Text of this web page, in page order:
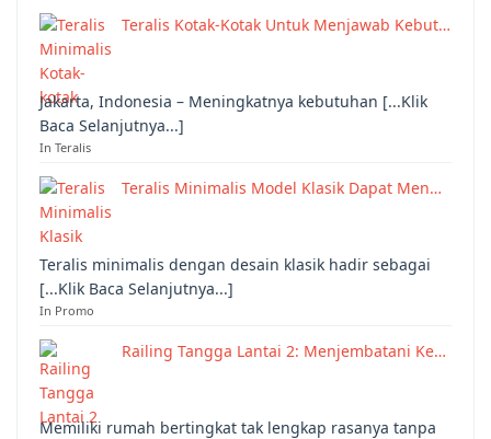
Teralis Kotak-Kotak Untuk Menjawab Kebut…
Jakarta, Indonesia – Meningkatnya kebutuhan [...Klik
Baca Selanjutnya...]
In Teralis
Teralis Minimalis Model Klasik Dapat Men…
Teralis minimalis dengan desain klasik hadir sebagai
[...Klik Baca Selanjutnya...]
In Promo
Railing Tangga Lantai 2: Menjembatani Ke…
Memiliki rumah bertingkat tak lengkap rasanya tanpa